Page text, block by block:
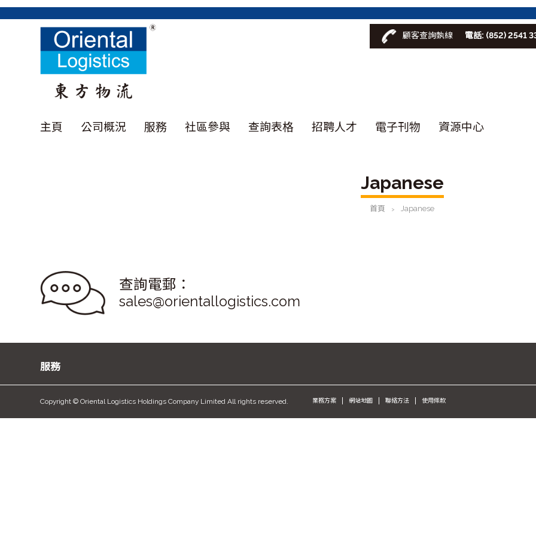
顧客查詢埶線 電話: (852) 2541
主頁 公司概況 服務 社區參與 查詢表格 招聘人才 電子刊物 資源中心
Japanese
首頁 > Japanese
查詢電郵：
sales@orientallogistics.com
服務
Copyright © Oriental Logistics Holdings Company Limited All rights reserved. 業務方案 網站地圖 聯絡方法 使用條款